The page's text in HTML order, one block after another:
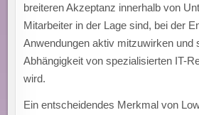
breiteren Akzeptanz innerhalb von
Mitarbeiter in der Lage sind, bei der
Anwendungen aktiv mitzuwirken und
Abhängigkeit von spezialisierten IT-
wird.
Ein entscheidendes Merkmal von